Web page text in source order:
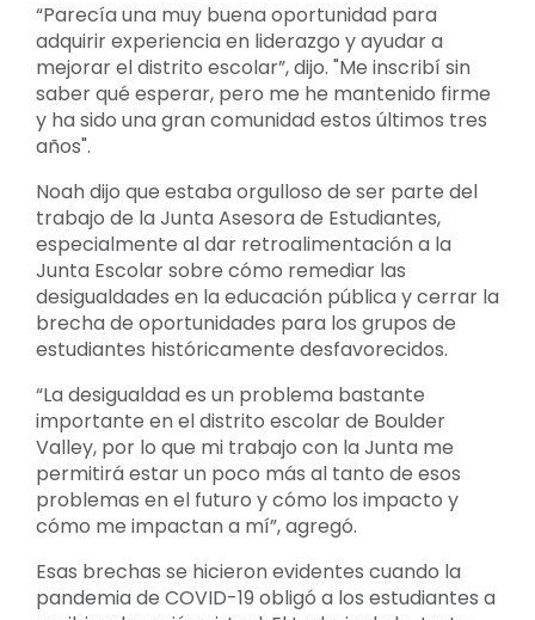
“Parecía una muy buena oportunidad para
adquirir experiencia en liderazgo y ayudar a
mejorar el distrito escolar”, dijo. "Me inscribí sin
saber qué esperar, pero me he mantenido firme
y ha sido una gran comunidad estos últimos tres
años".
Noah dijo que estaba orgulloso de ser parte del
trabajo de la Junta Asesora de Estudiantes,
especialmente al dar retroalimentación a la
Junta Escolar sobre cómo remediar las
desigualdades en la educación pública y cerrar la
brecha de oportunidades para los grupos de
estudiantes históricamente desfavorecidos.
“La desigualdad es un problema bastante
importante en el distrito escolar de Boulder
Valley, por lo que mi trabajo con la Junta me
permitirá estar un poco más al tanto de esos
problemas en el futuro y cómo los impacto y
cómo me impactan a mí”, agregó.
Esas brechas se hicieron evidentes cuando la
pandemia de COVID-19 obligó a los estudiantes a